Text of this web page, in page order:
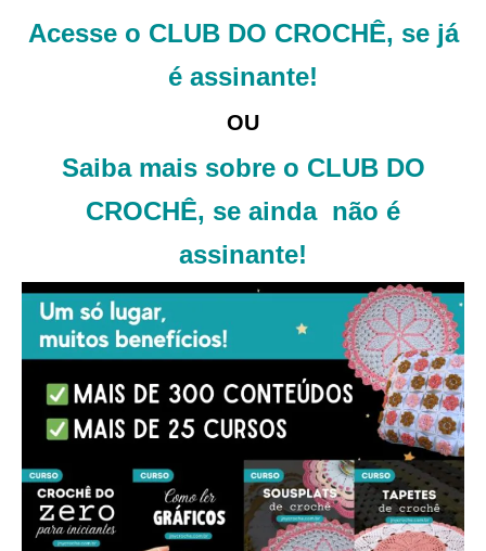
Acesse o CLUB DO CROCHÊ, se já
é assinante!
OU
Saiba mais sobre o CLUB DO
CROCHÊ, se ainda não é
assinante!